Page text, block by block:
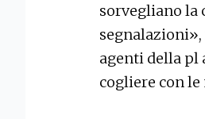
sorvegliano la
agenti della pl
cogliere con